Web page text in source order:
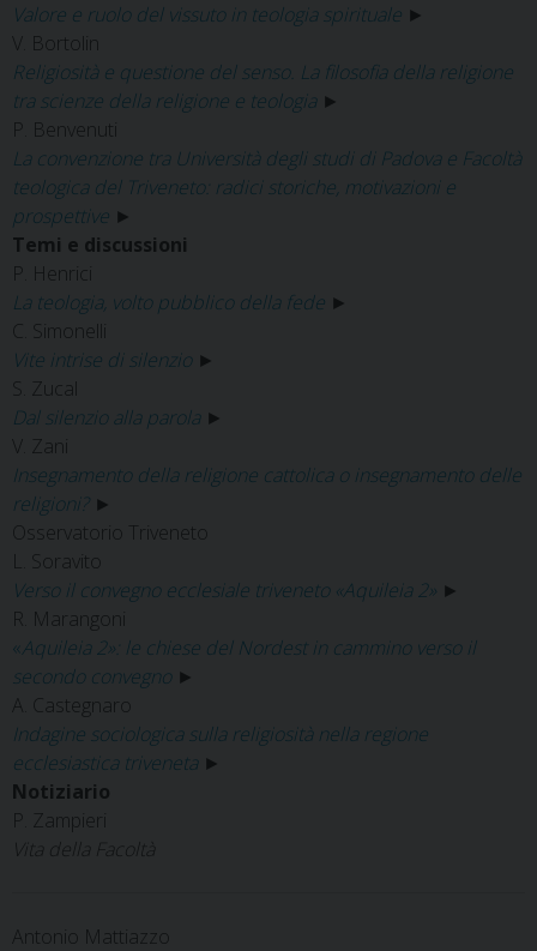
Valore e ruolo del vissuto in teologia spirituale ►
V. Bortolin
Religiosità e questione del senso. La filosofia della religione
tra scienze della religione e teologia►
P. Benvenuti
La convenzione tra Università degli studi di Padova e Facoltà
teologica del Triveneto: radici storiche, motivazioni e
prospettive ►
Temi e discussioni
P. Henrici
La teologia, volto pubblico della fede ►
C. Simonelli
Vite intrise di silenzio►
S. Zucal
Dal silenzio alla parola►
V. Zani
Insegnamento della religione cattolica o insegnamento delle
religioni?►
Osservatorio Triveneto
L. Soravito
Verso il convegno ecclesiale triveneto «Aquileia 2» ►
R. Marangoni
«Aquileia 2»: le chiese del Nordest in cammino verso il
secondo convegno►
A. Castegnaro
Indagine sociologica sulla religiosità nella regione
ecclesiastica triveneta►
Notiziario
P. Zampieri
Vita della Facoltà
Antonio Mattiazzo